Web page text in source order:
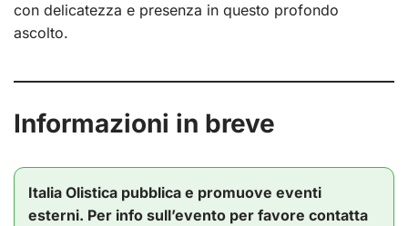
con delicatezza e presenza in questo profondo
ascolto.
Informazioni in breve
Italia Olistica pubblica e promuove eventi
esterni. Per info sull’evento per favore contatta